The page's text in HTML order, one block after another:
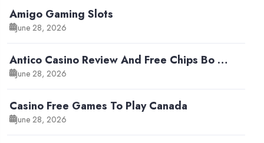
Amigo Gaming Slots
June 28, 2026
Antico Casino Review And Free Chips Bo …
June 28, 2026
Casino Free Games To Play Canada
June 28, 2026